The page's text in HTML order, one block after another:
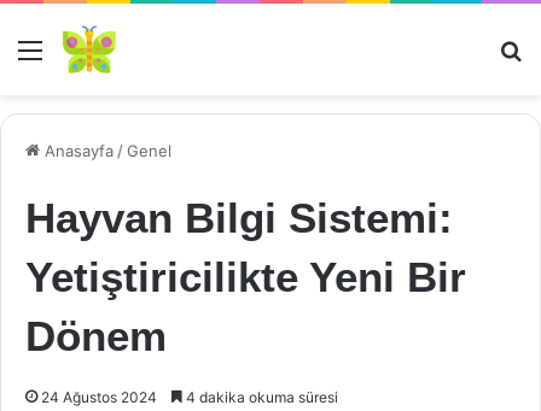
Menü
Anasayfa /Genel
Hayvan Bilgi Sistemi:
Yetiştiricilikte Yeni Bir
Dönem
24 Ağustos 2024 4 dakika okuma süresi